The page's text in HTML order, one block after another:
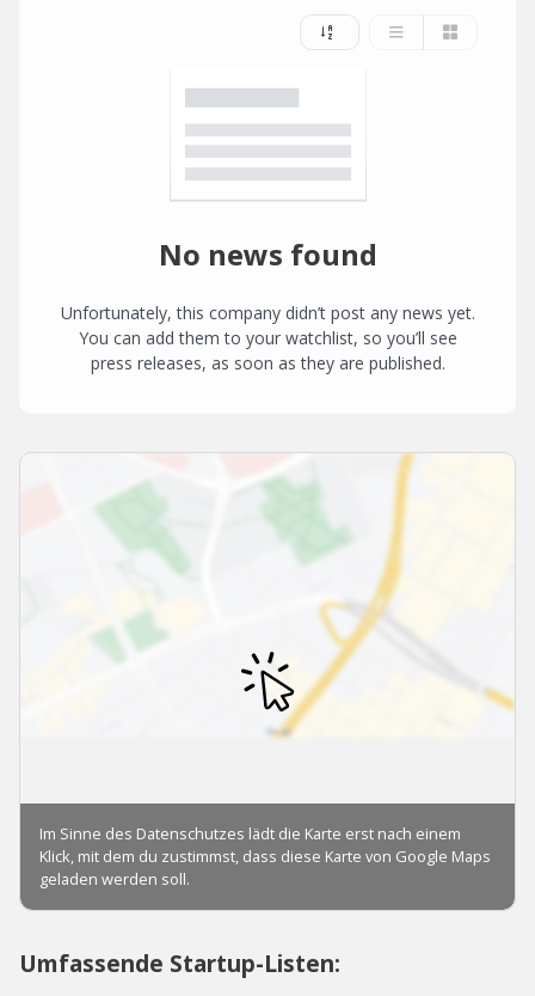
No news found
Unfortunately, this company didn’t post any news yet.
You can add them to your watchlist, so you’ll see
press releases, as soon as they are published.
Umfassende Startup-Listen: